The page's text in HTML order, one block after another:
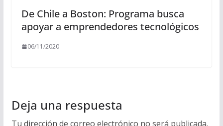
De Chile a Boston: Programa busca
apoyar a emprendedores tecnológicos
06/11/2020
Deja una respuesta
Tu dirección de correo electrónico no será publicada.